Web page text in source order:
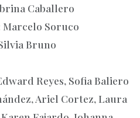
Caballero
Soruco
Bruno
Reyes, Sofia Baliero
Ariel Cortez, Laura